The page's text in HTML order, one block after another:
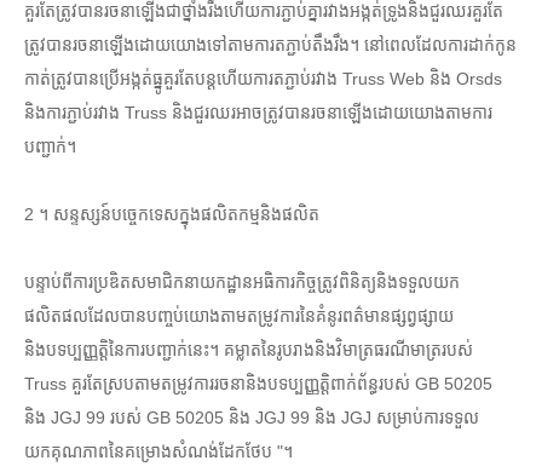
គួរតែត្រូវបានរចនាឡើងជាថ្នាំងរឹងហើយការភ្ជាប់គ្នារវាងអង្កត់ទ្រូងនិងជួរឈរគួរតែ
ត្រូវបានរចនាឡើងដោយយោងទៅតាមការតភ្ជាប់តឹងរឹង។ នៅពេលដែលការដាក់កូន
កាត់ត្រូវបានប្រើអង្កត់ធ្នូគួរតែបន្តហើយការតភ្ជាប់រវាង Truss Web និង Orsds
និងការភ្ជាប់រវាង Truss និងជួរឈរអាចត្រូវបានរចនាឡើងដោយយោងតាមការ
បញ្ជាក់។
2 ។ សន្ទស្សន៍បច្ចេកទេសក្នុងផលិតកម្មនិងផលិត
បន្ទាប់ពីការប្រឌិតសមាជិកនាយកដ្ឋានអធិការកិច្ចត្រូវពិនិត្យនិងទទួលយក
ផលិតផលដែលបានបញ្ចប់យោងតាមតម្រូវការនៃគំនូរពត៌មានផ្សព្វផ្សាយ
និងបទប្បញ្ញត្តិនៃការបញ្ជាក់នេះ។ គម្លាតនៃរូបរាងនិងវិមាត្រធរណីមាត្ររបស់
Truss គួរតែស្របតាមតម្រូវការរចនានិងបទប្បញ្ញត្តិពាក់ព័ន្ធរបស់ GB 50205
និង JGJ 99 របស់ GB 50205 និង JGJ 99 និង JGJ សម្រាប់ការទទួល
យកគុណភាពនៃគម្រោងសំណង់ដែកថែប "។